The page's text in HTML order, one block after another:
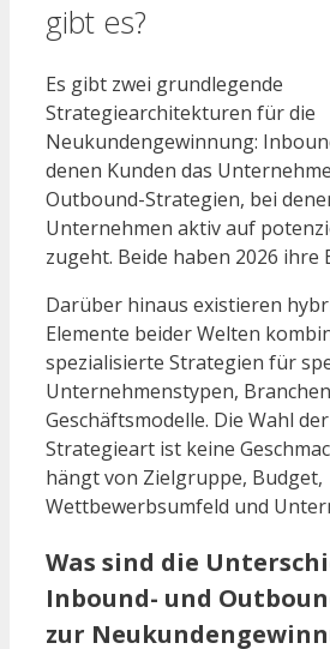
gibt es?
Es gibt zwei grundlegende
Strategiearchitekturen für die
Neukundengewinnung:
denen Kunden das
Outbound-Strategien, bei
Unternehmen aktiv auf
zugeht. Beide haben 2026 ihre
Darüber hinaus existieren
Elemente beider Welten
spezialisierte Strategien für
Unternehmenstypen,
Geschäftsmodelle. Die Wahl
Strategieart ist keine
hängt von Zielgruppe, Budget,
Wettbewerbsumfeld und
Was sind die
Inbound- und
zur